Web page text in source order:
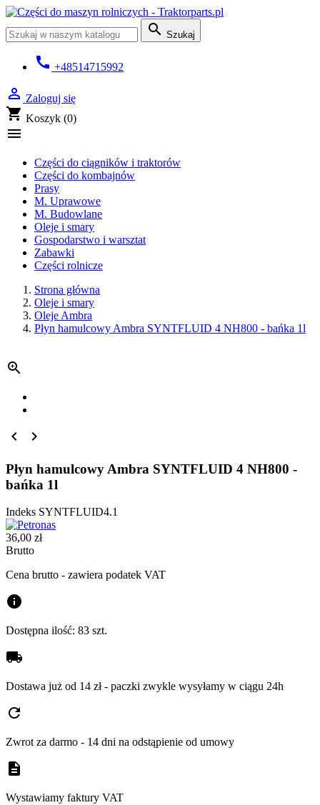
 Szukaj
call +48514715992
 Zaloguj się
shopping_cart Koszyk (0)

Części do ciągników i traktorów
Części do kombajnów
Prasy
M. Uprawowe
M. Budowlane
Oleje i smary
Gospodarstwo i warsztat
Zabawki
Części rolnicze
Strona główna
Oleje i smary
Oleje Ambra
Płyn hamulcowy Ambra SYNTFLUID 4 NH800 - bańka 1l

 
Płyn hamulcowy Ambra SYNTFLUID 4 NH800 -
bańka 1l
Indeks SYNTFLUID4.1
36,00 zł
Brutto
Cena brutto - zawiera podatek VAT
info
Dostępna ilość: 83 szt.
local_shipping
Dostawa już od 14 zł - paczki zwykle wysyłamy w ciągu 24h
refresh
Zwrot za darmo - 14 dni na odstąpienie od umowy
description
Wystawiamy faktury VAT